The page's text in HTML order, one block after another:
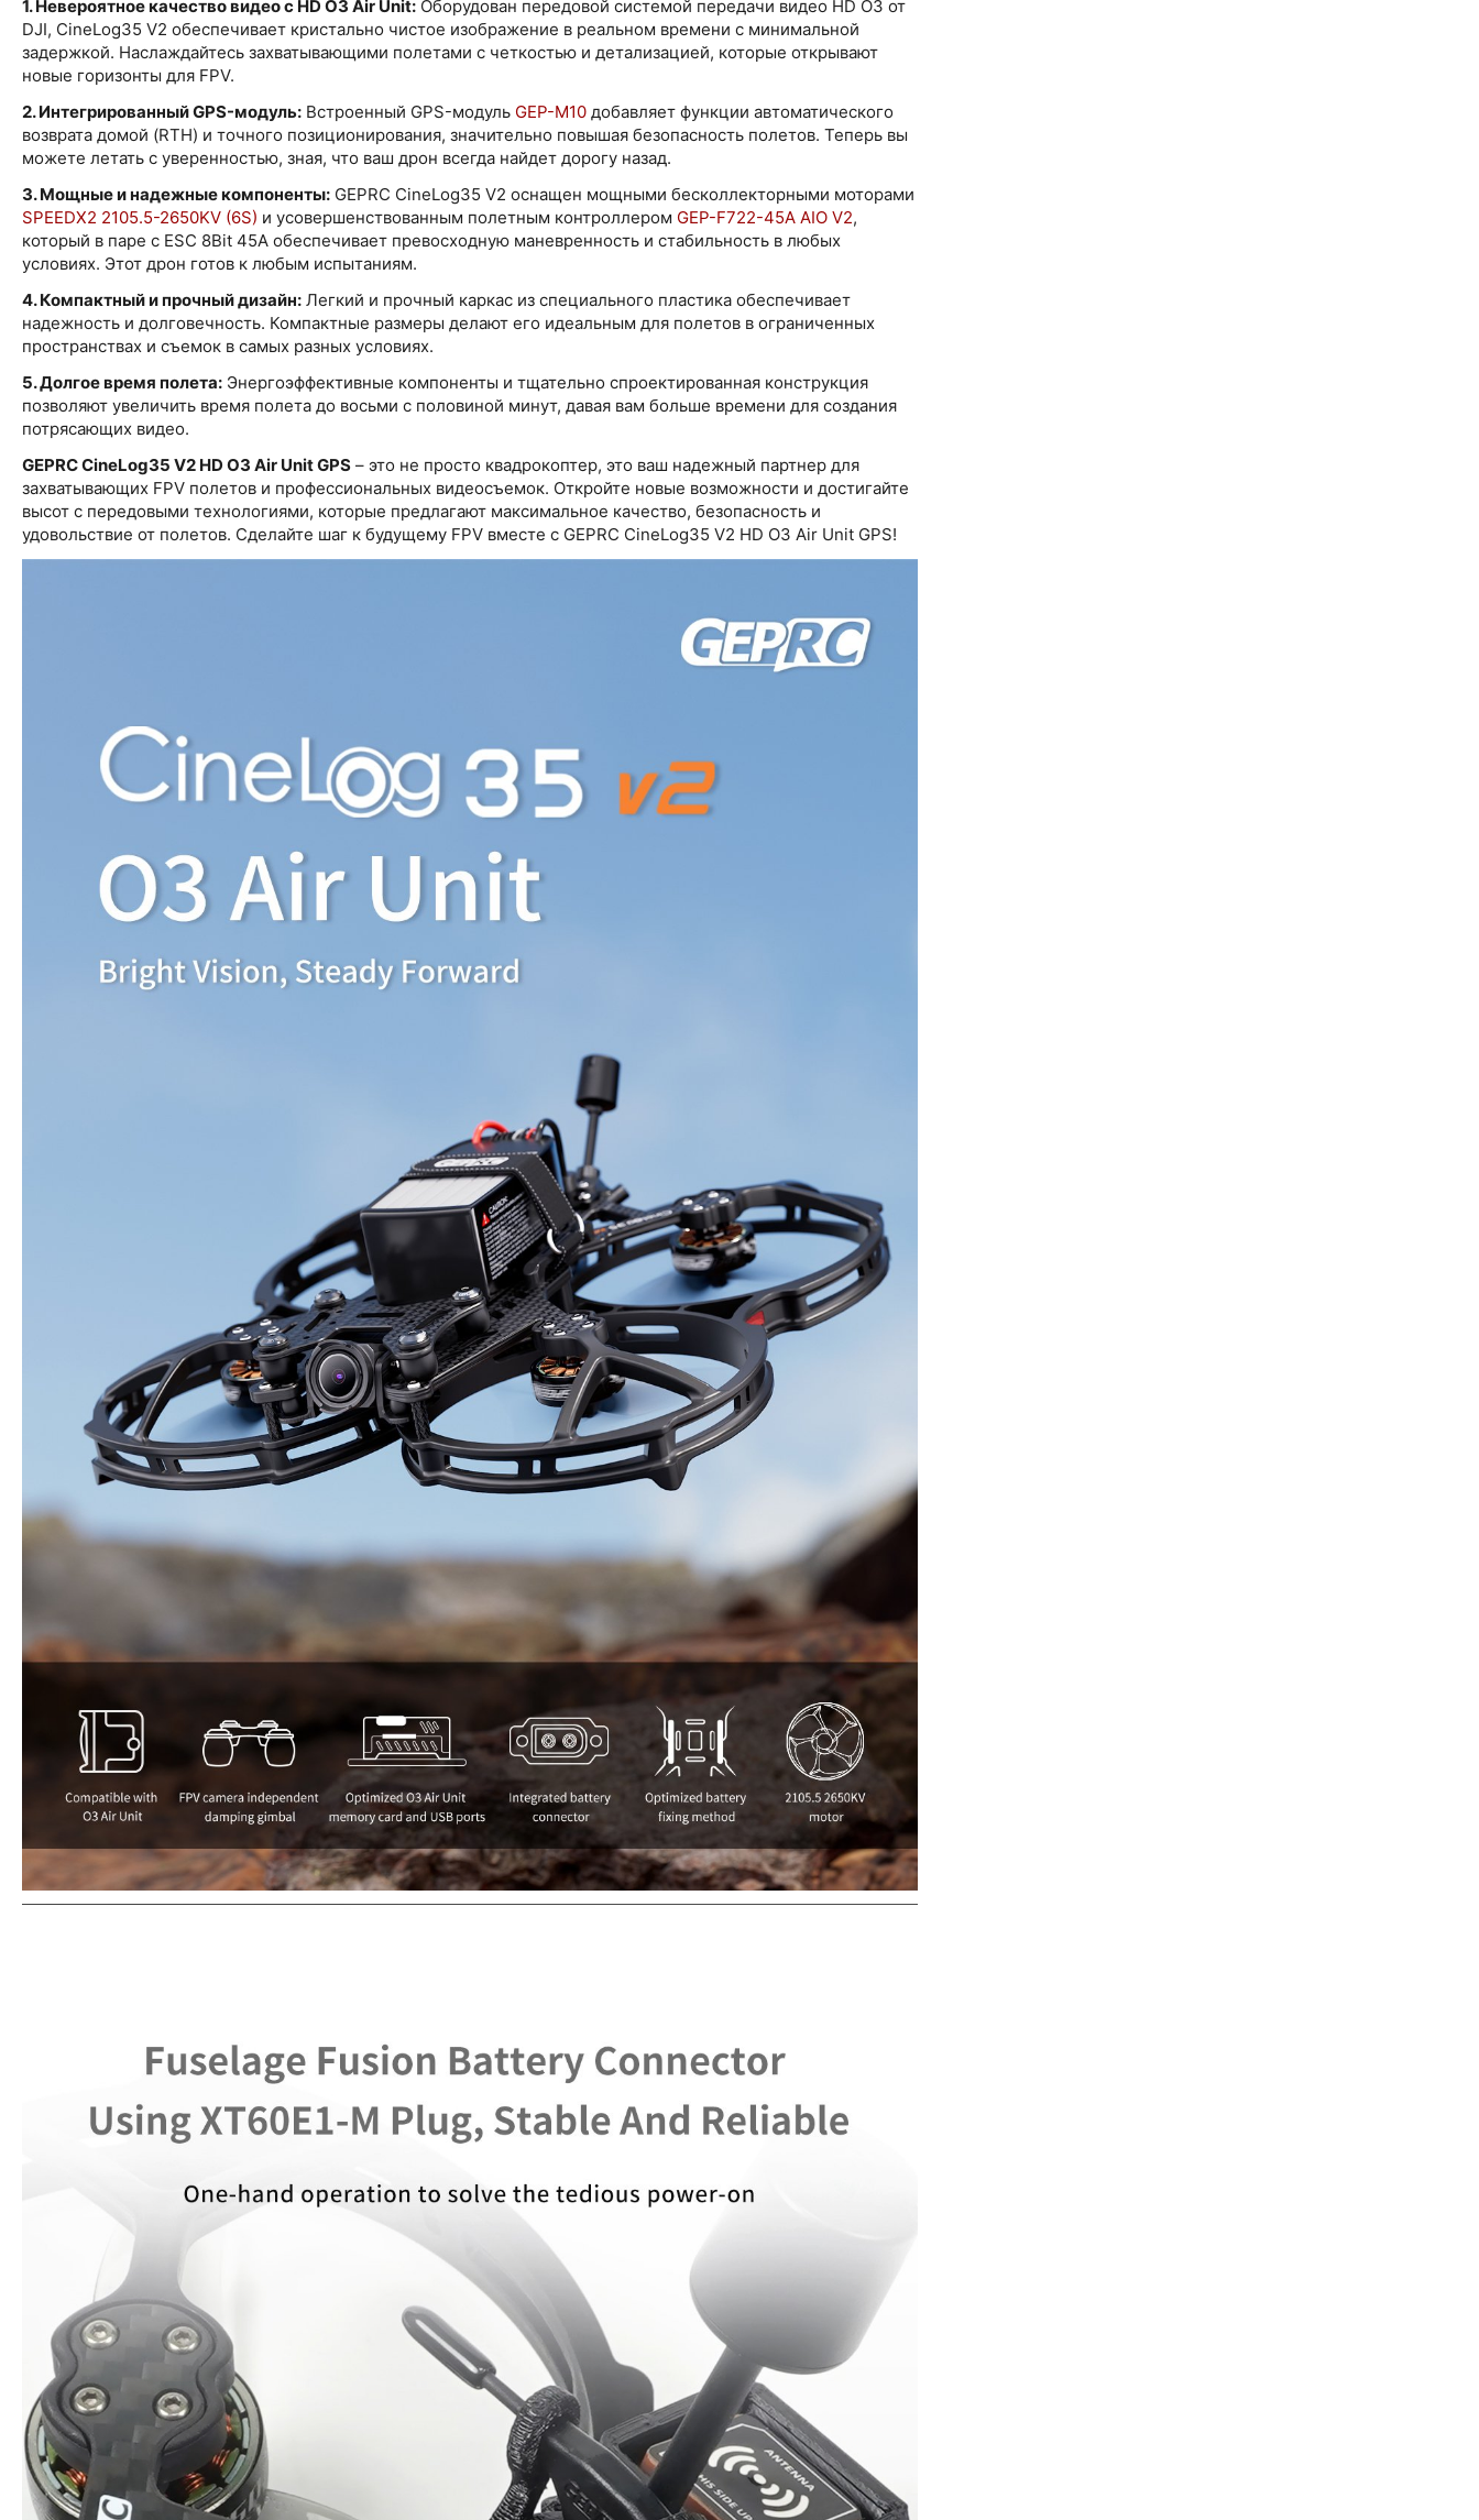
1. Невероятное качество видео с HD O3 Air Unit: Оборудован передовой системой передачи видео HD O3 от
DJI, CineLog35 V2 обеспечивает кристально чистое изображение в реальном времени с минимальной
задержкой. Наслаждайтесь захватывающими полетами с четкостью и детализацией, которые открывают
новые горизонты для FPV.
2. Интегрированный GPS-модуль: Встроенный GPS-модуль GEP-M10 добавляет функции автоматического
возврата домой (RTH) и точного позиционирования, значительно повышая безопасность полетов. Теперь вы
можете летать с уверенностью, зная, что ваш дрон всегда найдет дорогу назад.
3. Мощные и надежные компоненты: GEPRC CineLog35 V2 оснащен мощными бесколлекторными моторами
SPEEDX2 2105.5-2650KV (6S) и усовершенствованным полетным контроллером GEP-F722-45A AIO V2,
который в паре с ESC 8Bit 45A обеспечивает превосходную маневренность и стабильность в любых
условиях. Этот дрон готов к любым испытаниям.
4. Компактный и прочный дизайн: Легкий и прочный каркас из специального пластика обеспечивает
надежность и долговечность. Компактные размеры делают его идеальным для полетов в ограниченных
пространствах и съемок в самых разных условиях.
5. Долгое время полета: Энергоэффективные компоненты и тщательно спроектированная конструкция
позволяют увеличить время полета до восьми с половиной минут, давая вам больше времени для создания
потрясающих видео.
GEPRC CineLog35 V2 HD O3 Air Unit GPS – это не просто квадрокоптер, это ваш надежный партнер для
захватывающих FPV полетов и профессиональных видеосъемок. Откройте новые возможности и достигайте
высот с передовыми технологиями, которые предлагают максимальное качество, безопасность и
удовольствие от полетов. Сделайте шаг к будущему FPV вместе с GEPRC CineLog35 V2 HD O3 Air Unit GPS!